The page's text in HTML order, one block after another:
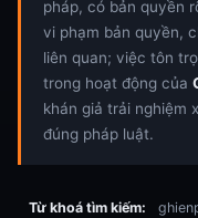
pháp, có bản quyền
vi phạm bản quyền,
liên quan; việc tôn
trong hoạt động của
khán giả trải nghiệm
đúng pháp luật.
Từ khoá tìm kiếm: